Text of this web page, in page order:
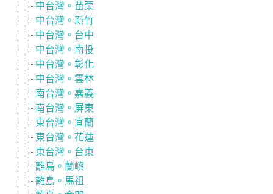
中台灣。苗栗
中台灣。新竹
中台灣。台中
中台灣。南投
中台灣。彰化
中台灣。雲林
南台灣。嘉義
南台灣。屏東
東台灣。宜蘭
東台灣。花蓮
東台灣。台東
離島。蘭嶼
離島。馬祖